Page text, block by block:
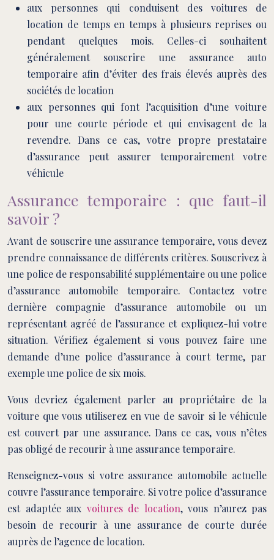
aux personnes qui conduisent des voitures de
location de temps en temps à plusieurs reprises ou
pendant quelques mois. Celles-ci souhaitent
généralement souscrire une assurance auto
temporaire afin d’éviter des frais élevés auprès des
sociétés de location
aux personnes qui font l’acquisition d’une voiture
pour une courte période et qui envisagent de la
revendre. Dans ce cas, votre propre prestataire
d’assurance peut assurer temporairement votre
véhicule
Assurance temporaire : que faut-il
savoir ?
Avant de souscrire une assurance temporaire, vous devez
prendre connaissance de différents critères. Souscrivez à
une police de responsabilité supplémentaire ou une police
d’assurance automobile temporaire. Contactez votre
dernière compagnie d’assurance automobile ou un
représentant agréé de l’assurance et expliquez-lui votre
situation. Vérifiez également si vous pouvez faire une
demande d’une police d’assurance à court terme, par
exemple une police de six mois.
Vous devriez également parler au propriétaire de la
voiture que vous utiliserez en vue de savoir si le véhicule
est couvert par une assurance. Dans ce cas, vous n’êtes
pas obligé de recourir à une assurance temporaire.
Renseignez-vous si votre assurance automobile actuelle
couvre l’assurance temporaire. Si votre police d’assurance
est adaptée aux voitures de location, vous n’aurez pas
besoin de recourir à une assurance de courte durée
auprès de l’agence de location.